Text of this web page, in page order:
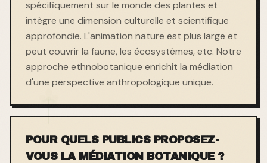
spécifiquement sur le monde des plantes et
intègre une dimension culturelle et scientifique
approfondie. L'animation nature est plus large et
peut couvrir la faune, les écosystèmes, etc. Notre
approche ethnobotanique enrichit la médiation
d'une perspective anthropologique unique.
POUR QUELS PUBLICS PROPOSEZ-
VOUS LA MÉDIATION BOTANIQUE ?